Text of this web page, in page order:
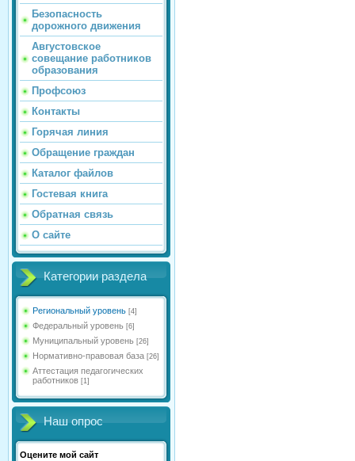
Безопасность
дорожного движения
Августовское
совещание работников
образования
Профсоюз
Контакты
Горячая линия
Обращение граждан
Каталог файлов
Гостевая книга
Обратная связь
О сайте
Категории раздела
Региональный уровень [4]
Федеральный уровень [6]
Муниципальный уровень [26]
Нормативно-правовая база [26]
Аттестация педагогических
работников [1]
Наш опрос
Оцените мой сайт